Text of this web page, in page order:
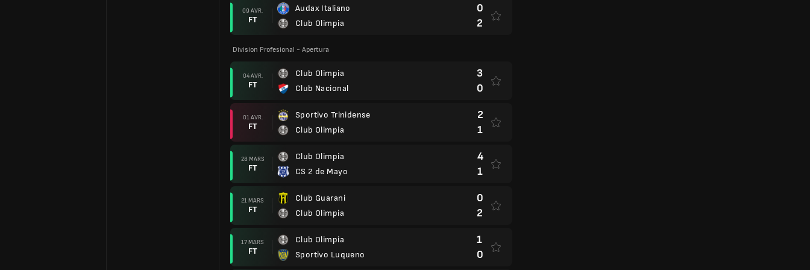
09 AVR.
FT
Audax Italiano
Club Olimpia
0
2
Division Profesional - Apertura
04 AVR.
FT
Club Olimpia
Club Nacional
3
0
01 AVR.
FT
Sportivo Trinidense
Club Olimpia
2
1
28 MARS
FT
Club Olimpia
CS 2 de Mayo
4
1
21 MARS
FT
Club Guaraní
Club Olimpia
0
2
17 MARS
FT
Club Olimpia
Sportivo Luqueno
1
0